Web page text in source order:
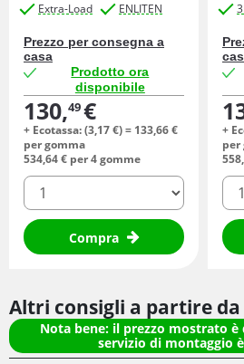
Extra-Load
ENLITEN
Prezzo per consegna a
casa
Prodotto ora
disponibile
130,49€
+ Ecotassa: (3,17€) = 133,66€
per gomma
534,64€ per 4 gomme
quantità
Compra
+
per
558,
Altri consigli a partire da
Nota bene: il prezzo mostrato
servizio di montaggio è